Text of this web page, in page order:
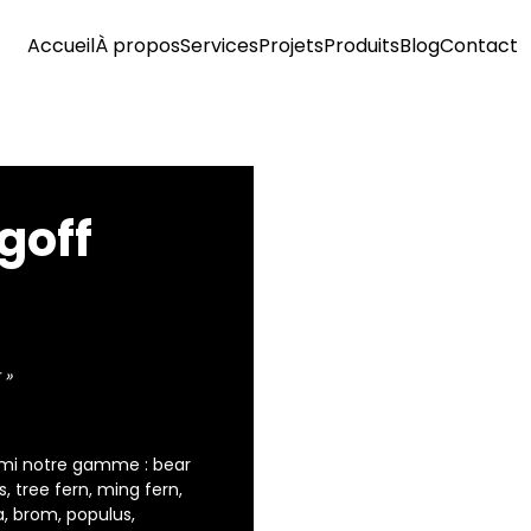
AccueilÀ proposServicesProjetsProduitsBlogContact
notre gamme : bear
tree fern, ming fern,
brom, populus,